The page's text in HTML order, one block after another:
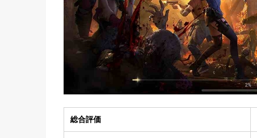
総合評価